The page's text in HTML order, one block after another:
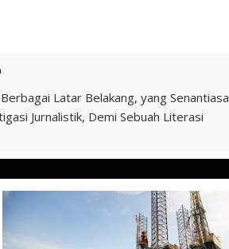
Latar Belakang, yang Senantiasa
Jurnalistik, Demi Sebuah Literasi